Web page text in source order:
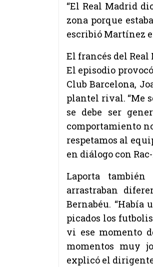
“El Real Madrid
zona porque
escribió Martínez
El francés del
El episodio
Club Barcelona,
plantel rival. “Me
se debe ser
comportamiento
respetamos al
en diálogo con Rac-
Laporta
arrastraban
Bernabéu. “Había
picados los
vi ese momento
momentos muy
explicó el